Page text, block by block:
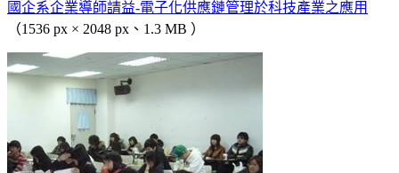
國企系企業導師請益-電子化供應鏈管理於科技產業之應用
（1536 px × 2048 px、1.3 MB ）